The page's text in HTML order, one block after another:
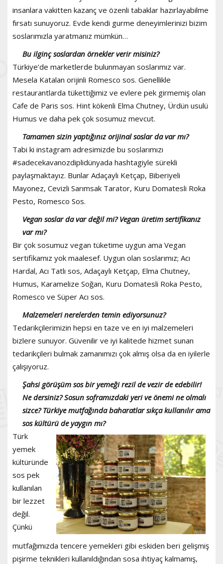
insanlara vakitten kazanç ve özenli tabaklar hazırlayabilme
fırsatı sunuyoruz. Evde kendi gurme deneyimlerinizi bizim
soslarımızla yaratmanız mümkün…
Bu ilginç soslardan örnekler verir misiniz?
Türkiye’de marketlerde bulunmayan soslarımız var.
Mesela Katalan orijinli Romesco sos. Genellikle
restaurantlarda tükettiğimiz ve evlere pek girmemiş olan
Cafe de Paris sos. Hint kökenli Elma Chutney, Ürdün usulü
Humus ve daha pek çok sosumuz mevcut.
Tamamen sizin yaptığınız orijinal soslar da var mı?
Tabi ki instagram adresimizde bu soslarımızı
#sadecekavanozdiplidünyada hashtagiyle sürekli
paylaşmaktayız. Bunlar Adaçaylı Ketçap, Biberiyeli
Mayonez, Cevizli Sarımsak Tarator, Kuru Domatesli Roka
Pesto, Romesco Sos.
Vegan soslar da var değil mi? Vegan üretim sertifikanız
var mı?
Bir çok sosumuz vegan tüketime uygun ama Vegan
sertifikamız yok maalesef. Uygun olan soslarımız; Acı
Hardal, Acı Tatlı sos, Adaçaylı Ketçap, Elma Chutney,
Humus, Karamelize Soğan, Kuru Domatesli Roka Pesto,
Romesco ve Süper Acı sos.
Malzemeleri nerelerden temin ediyorsunuz?
Tedarikçilerimizin hepsi en taze ve en iyi malzemeleri
bizlere sunuyor. Güvenilir ve iyi kalitede hizmet sunan
tedarikçileri bulmak zamanımızı çok almış olsa da en iyilerle
çalışıyoruz.
Şahsi görüşüm sos bir yemeği rezil de vezir de edebilir!
Ne dersiniz? Sosun soframızdaki yeri ve önemi ne olmalı
sizce? Türkiye mutfağında baharatlar sıkça kullanılır ama
sos kültürü de yaygın mı?
Türk
yemek
kültüründe
sos pek
kullanılan
bir lezzet
değil.
Çünkü
mutfağımızda tencere yemekleri gibi eskiden beri gelişmiş
pişirme teknikleri kullanıldığından sosa ihtiyaç kalmamış,